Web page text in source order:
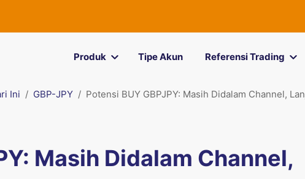
Produk Tipe Akun Referensi Trading
Ini GBP-JPY Potensi BUY GBPJPY: Masih Didalam Channel,
Masih Didalam Channel,